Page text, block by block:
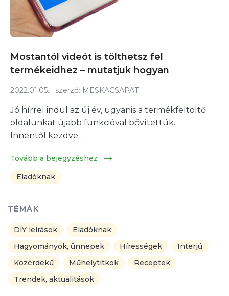
Mostantól videót is tölthetsz fel
termékeidhez – mutatjuk hogyan
2022.01.05. szerző: MESKACSAPAT
Jó hírrel indul az új év, ugyanis a termékfeltöltő
oldalunkat újabb funkcióval bővítettük.
Innentől kezdve…
Tovább a bejegyzéshez
Eladóknak
TÉMÁK
DlY leírások
Eladóknak
Hagyományok, ünnepek
Hírességek
Interjú
Közérdekű
Műhelytitkok
Receptek
Trendek, aktualitások